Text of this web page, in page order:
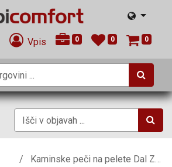
Vpis 0 0 0
Kaminske peči na pelete Dal Zotto